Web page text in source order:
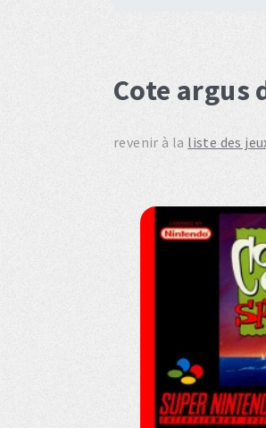
Cote argus
revenir à la liste des